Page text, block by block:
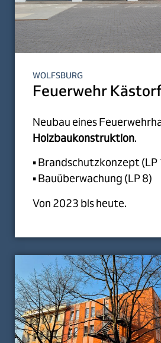
WOLFSBURG
Feuerwehr
Neubau eines
Holzbaukonstruktion.
▪ Brandschutzkonzept (LP
▪ Bauüberwachung (LP 8)
Von 2023 bis heute.